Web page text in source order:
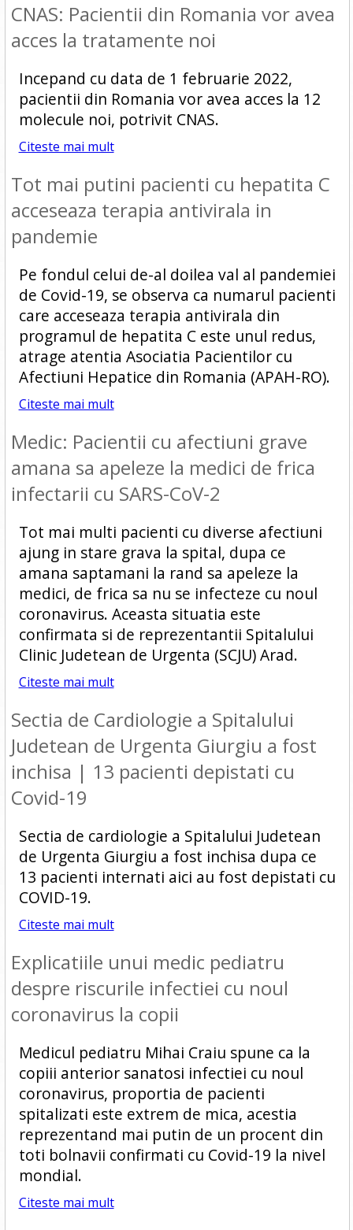
CNAS: Pacientii din Romania vor avea
acces la tratamente noi
Incepand cu data de 1 februarie 2022,
pacientii din Romania vor avea acces la 12
molecule noi, potrivit CNAS.
Citeste mai mult
Tot mai putini pacienti cu hepatita C
acceseaza terapia antivirala in
pandemie
Pe fondul celui de-al doilea val al pandemiei
de Covid-19, se observa ca numarul pacienti
care acceseaza terapia antivirala din
programul de hepatita C este unul redus,
atrage atentia Asociatia Pacientilor cu
Afectiuni Hepatice din Romania (APAH-RO).
Citeste mai mult
Medic: Pacientii cu afectiuni grave
amana sa apeleze la medici de frica
infectarii cu SARS-CoV-2
Tot mai multi pacienti cu diverse afectiuni
ajung in stare grava la spital, dupa ce
amana saptamani la rand sa apeleze la
medici, de frica sa nu se infecteze cu noul
coronavirus. Aceasta situatia este
confirmata si de reprezentantii Spitalului
Clinic Judetean de Urgenta (SCJU) Arad.
Citeste mai mult
Sectia de Cardiologie a Spitalului
Judetean de Urgenta Giurgiu a fost
inchisa | 13 pacienti depistati cu
Covid-19
Sectia de cardiologie a Spitalului Judetean
de Urgenta Giurgiu a fost inchisa dupa ce
13 pacienti internati aici au fost depistati cu
COVID-19.
Citeste mai mult
Explicatiile unui medic pediatru
despre riscurile infectiei cu noul
coronavirus la copii
Medicul pediatru Mihai Craiu spune ca la
copiii anterior sanatosi infectiei cu noul
coronavirus, proportia de pacienti
spitalizati este extrem de mica, acestia
reprezentand mai putin de un procent din
toti bolnavii confirmati cu Covid-19 la nivel
mondial.
Citeste mai mult